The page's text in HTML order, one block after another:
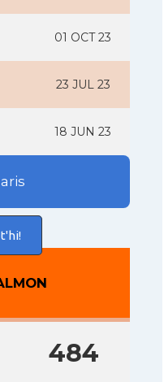
01 OCT 23
23 JUL 23
18 JUN 23
484